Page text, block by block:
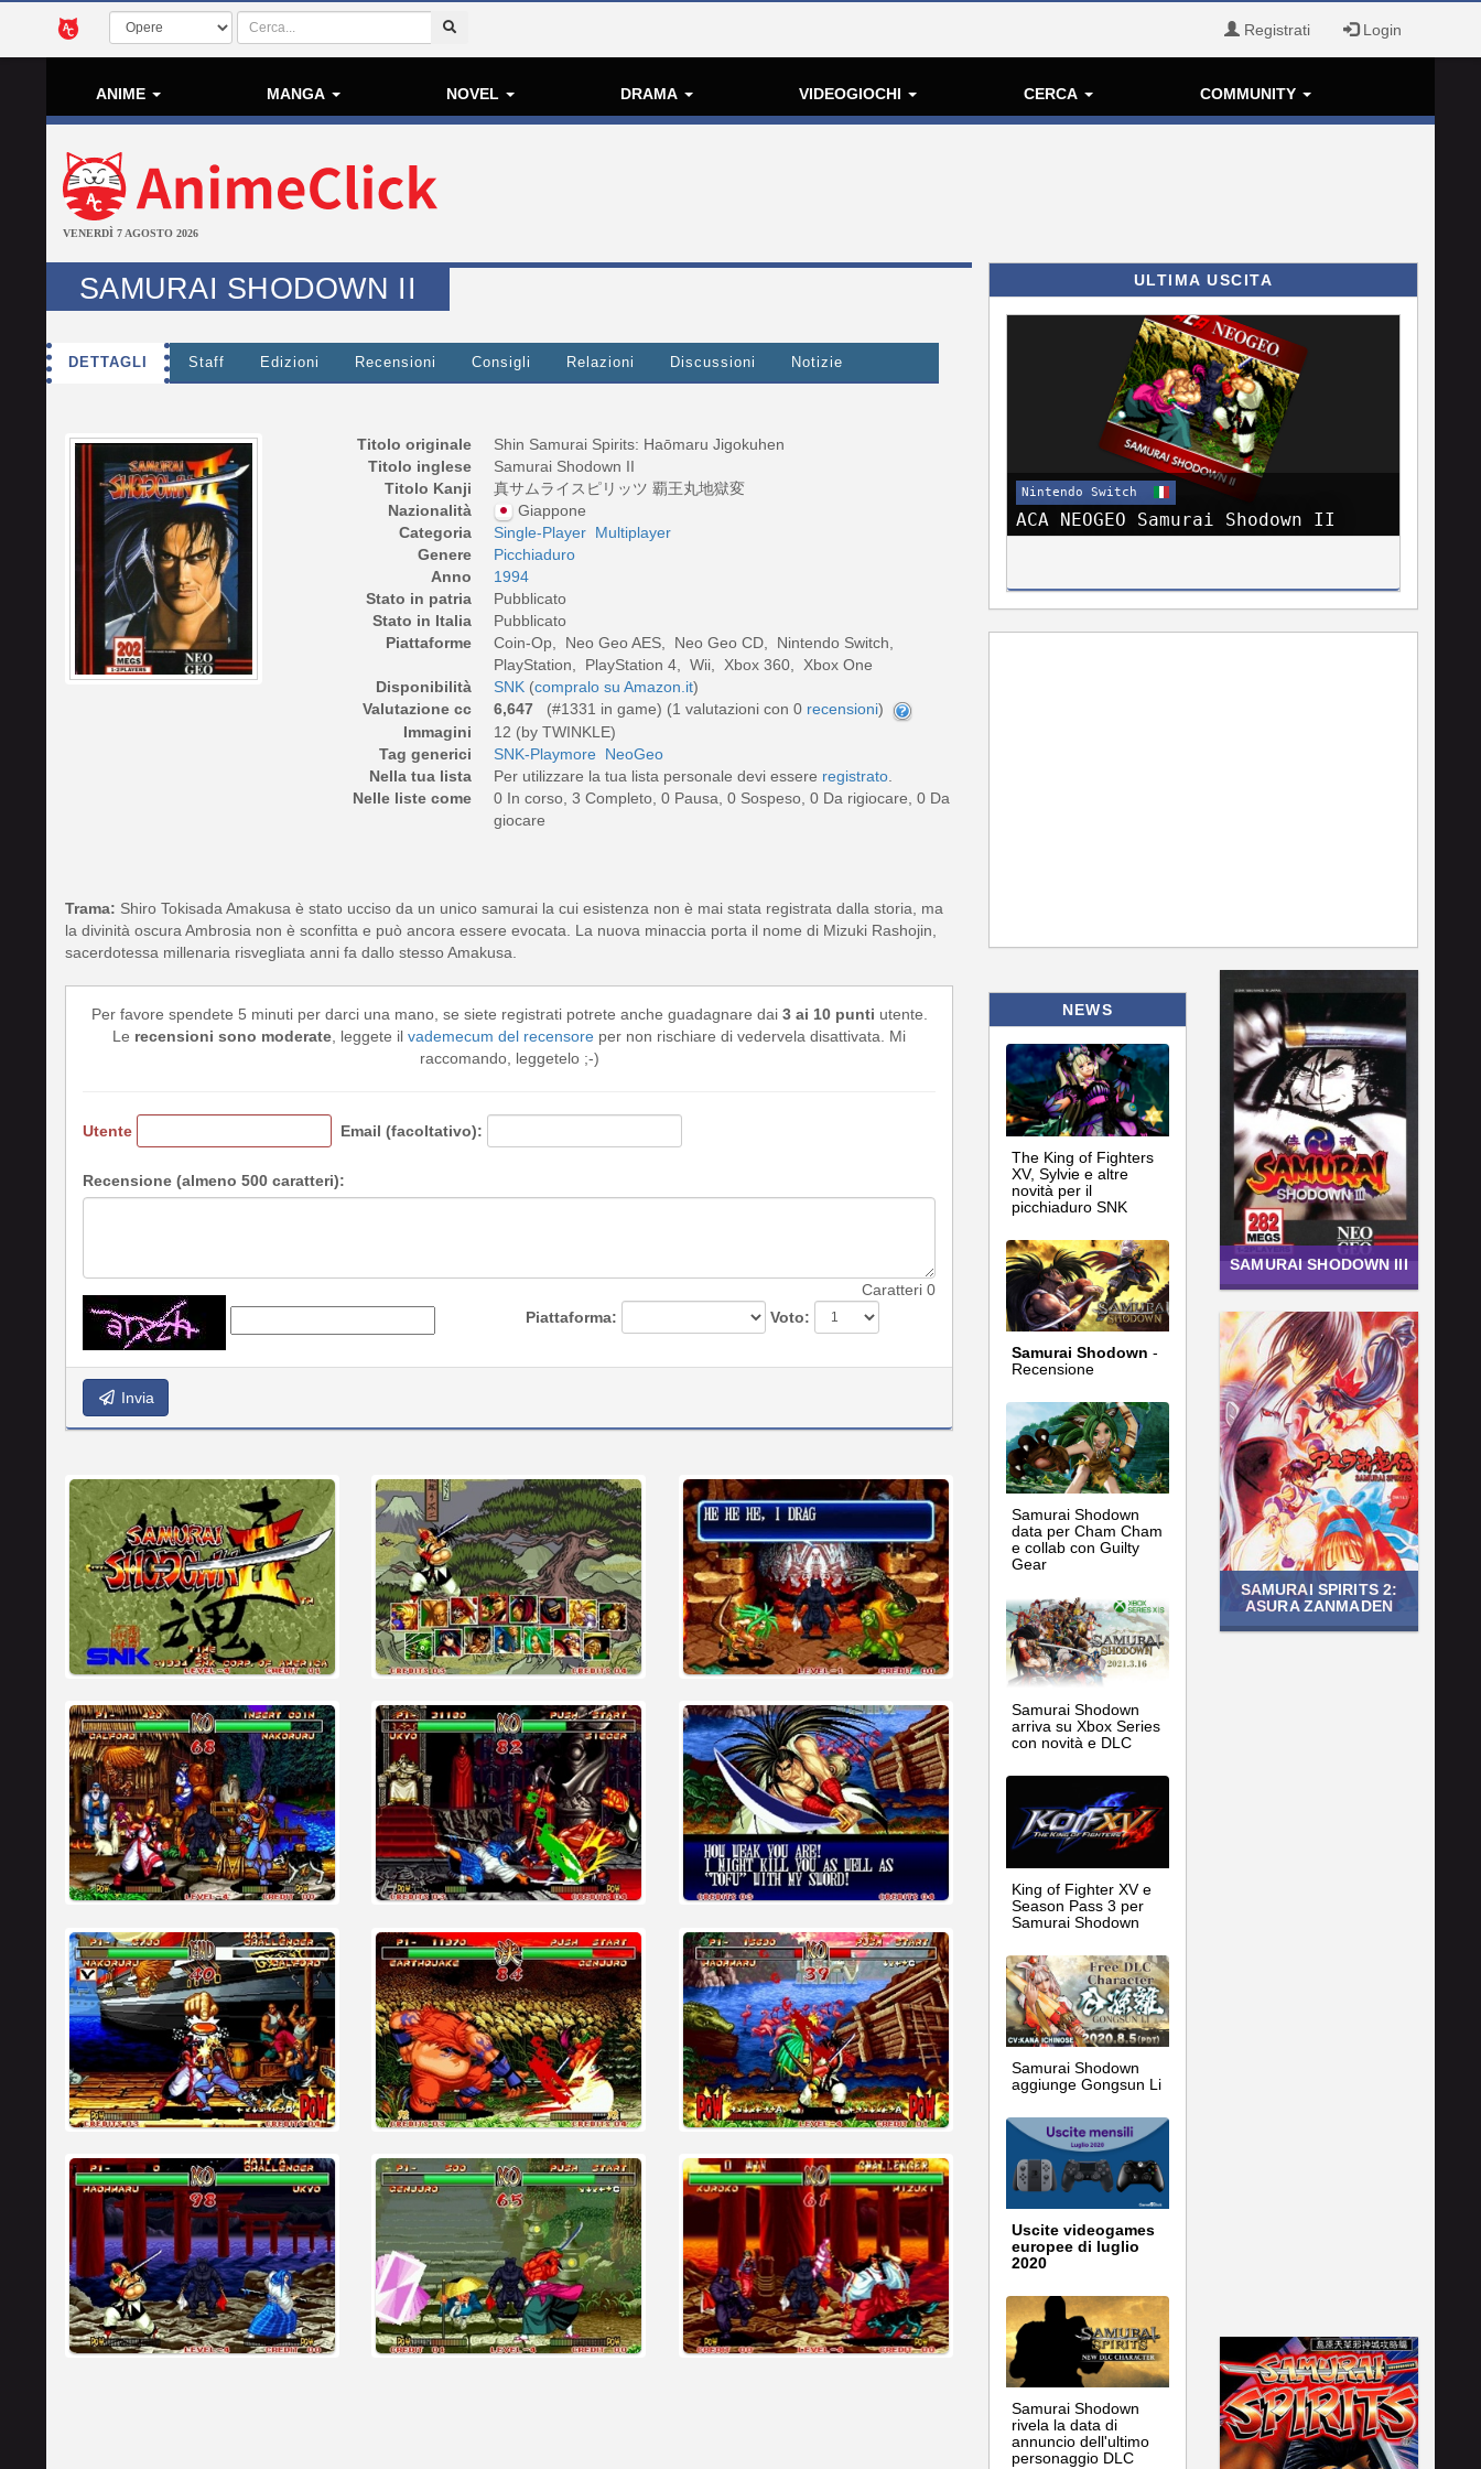
Registrati Login
ANIME MANGA NOVEL DRAMA VIDEOGIOCHI CERCA COMMUNITY
VENERDÌ 7 AGOSTO 2026
SAMURAI SHODOWN II
DETTAGLI Staff Edizioni Recensioni Consigli Relazioni Discussioni Notizie
Titolo originale
Shin Samurai Spirits: Haōmaru Jigokuhen
Titolo inglese
Samurai Shodown II
Titolo Kanji
真サムライスピリッツ 覇王丸地獄変
Nazionalità
Giappone
Categoria
Single-Player Multiplayer
Genere
Picchiaduro
Anno
1994
Stato in patria
Pubblicato
Stato in Italia
Pubblicato
Piattaforme
Coin-Op, Neo Geo AES, Neo Geo CD, Nintendo Switch,
PlayStation, PlayStation 4, Wii, Xbox 360, Xbox One
Disponibilità
SNK (compralo su Amazon.it)
Valutazione cc
6,647 (#1331 in game) (1 valutazioni con 0 recensioni)
Immagini
12 (by TWINKLE)
Tag generici
SNK-Playmore NeoGeo
Nella tua lista
Per utilizzare la tua lista personale devi essere registrato
Nelle liste come
0 In corso, 3 Completo, 0 Pausa, 0 Sospeso, 0 Da rigiocare, 0 Da
giocare
Trama: Shiro Tokisada Amakusa è stato ucciso da un unico samurai la cui esistenza non è mai stata registrata dalla storia, ma
la divinità oscura Ambrosia non è sconfitta e può ancora essere evocata. La nuova minaccia porta il nome di Mizuki Rashojin,
sacerdotessa millenaria risvegliata anni fa dallo stesso Amakusa.
Per favore spendete 5 minuti per darci una mano, se siete registrati potrete anche guadagnare dai 3 ai 10 punti utente.
Le recensioni sono moderate , leggete il vademecum del recensore per non rischiare di vedervela disattivata. Mi
raccomando, leggetelo ;-)
Utente Email (facoltativo):
Recensione (almeno 500 caratteri):
Caratteri 0
Piattaforma:
Voto:
Invia
ULTIMA USCITA
Nintendo Switch
ACA NEOGEO Samurai Shodown II
NEWS
The King of Fighters
XV, Sylvie e altre
novità per il
picchiaduro SNK
Samurai Shodown -
Recensione
Samurai Shodown
data per Cham Cham
e collab con Guilty
Gear
Samurai Shodown
arriva su Xbox Series
con novità e DLC
King of Fighter XV e
Season Pass 3 per
Samurai Shodown
Samurai Shodown
aggiunge Gongsun Li
Uscite videogames
europee di luglio
2020
Samurai Shodown
rivela la data di
annuncio dell'ultimo
personaggio DLC
SAMURAI SHODOWN III
SAMURAI SPIRITS 2:
ASURA ZANMADEN